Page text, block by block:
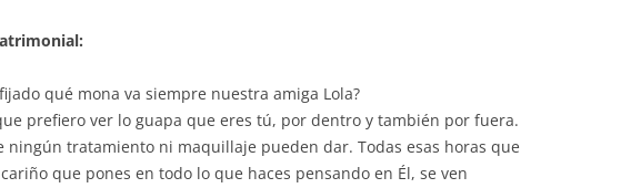
qué mona va siempre nuestra amiga Lola?
prefiero ver lo guapa que eres tú, por dentro y también por fuera.
ningún tratamiento ni maquillaje pueden dar. Todas esas horas que
que pones en todo lo que haces pensando en Él, se ven